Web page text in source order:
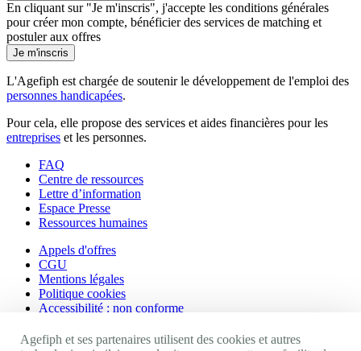
En cliquant sur "Je m'inscris", j'accepte les conditions générales
pour créer mon compte, bénéficier des services de matching et
postuler aux offres
Je m'inscris
L'Agefiph est chargée de soutenir le développement de l'emploi des
personnes handicapées.
Pour cela, elle propose des services et aides financières pour les
entreprises et les personnes.
FAQ
Centre de ressources
Lettre d’information
Espace Presse
Ressources humaines
Appels d'offres
CGU
Mentions légales
Politique cookies
Accessibilité : non conforme
Nos autres sites
Agefiph et ses partenaires utilisent des cookies et autres